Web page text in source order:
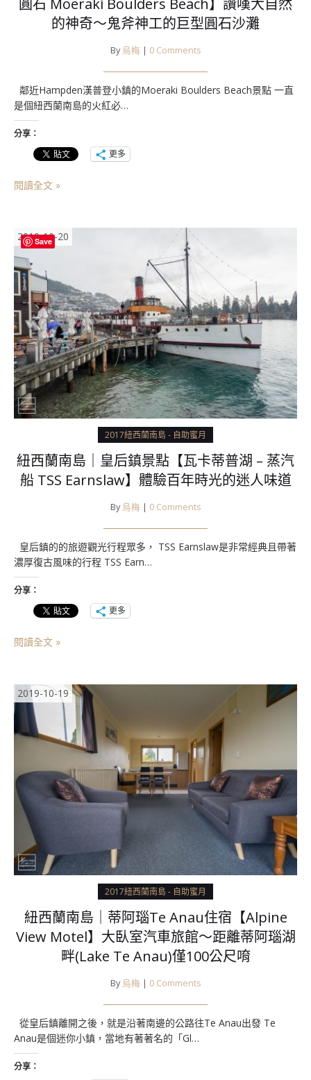
的神奇～鬼斧神工的巨型圓石沙灘
By 烏梅 | 0 Comments
鄰近Hampden漢普登小鎮的Moeraki Boulders Beach景點 一直
是個紐西蘭南島的火紅必…
分享：
更多
閱讀全文 »
2019-10-20
2017紐西蘭南島 - 自助蜜月
紐西蘭南島｜皇后鎮景點【瓦卡蒂普湖 – 蒸汽
船 TSS Earnslaw】體驗百年時光的迷人味道
By 烏梅 | 0 Comments
皇后鎮的的旅遊觀光行程眾多， TSS Earnslaw是非常經典且帶著
濃厚復古風味的行程 TSS Earn…
分享：
更多
閱讀全文 »
2019-10-19
2017紐西蘭南島 - 自助蜜月
紐西蘭南島｜蒂阿瑙Te Anau住宿【Alpine
View Motel】大臥室汽車旅館～距離蒂阿瑙湖
畔(Lake Te Anau)僅100公尺唷
By 烏梅 | 0 Comments
從皇后鎮離開之後，就是沿著南邊的公路往Te Anau出發 Te
Anau是個迷你小鎮，當地有著著名的「Gl…
分享：
Save